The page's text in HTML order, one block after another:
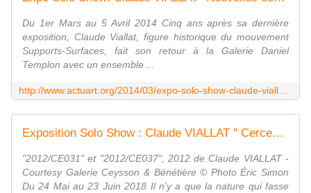
Du 1er Mars au 5 Avril 2014 Cinq ans après sa dernière
exposition, Claude Viallat, figure historique du mouvement
Supports-Surfaces, fait son retour à la Galerie Daniel
Templon avec un ensemble ...
Exposition Solo Show : Claude VIALLAT " Cerceaux, Filets, Objets " - ACTUART by Eric SIMON
"2012/CE031" et "2012/CE037", 2012 de Claude VIALLAT -
Courtesy Galerie Ceysson & Bénétière © Photo Éric Simon
Du 24 Mai au 23 Juin 2018 Il n'y a que la nature qui fasse